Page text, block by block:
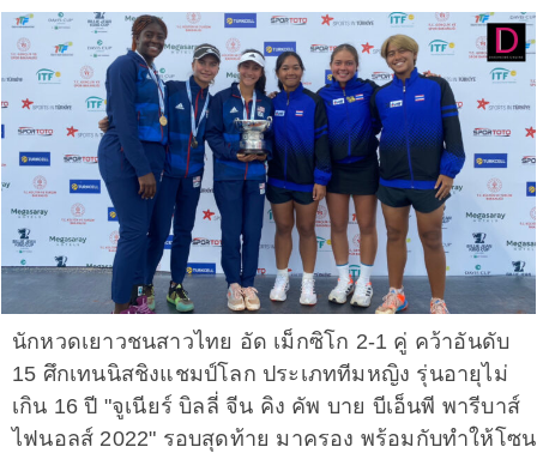
นักหวดเยาวชนสาวไทย อัด เม็กซิโก 2-1 คู่ คว้าอันดับ
15 ศึกเทนนิสชิงแชมป์โลก ประเภททีมหญิง รุ่นอายุไม่
เกิน 16 ปี "จูเนียร์ บิลลี่ จีน คิง คัพ บาย บีเอ็นพี พารีบาส์
ไฟนอลส์ 2022" รอบสุดท้าย มาครอง พร้อมกับทำให้โซน